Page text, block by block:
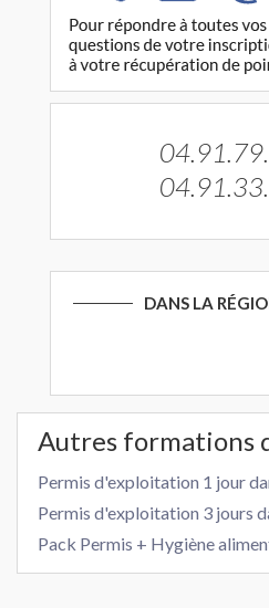
DANS LA
Autres formations
Permis d'exploitation 1 jour
Permis d'exploitation 3 jours
Pack Permis + Hygiène